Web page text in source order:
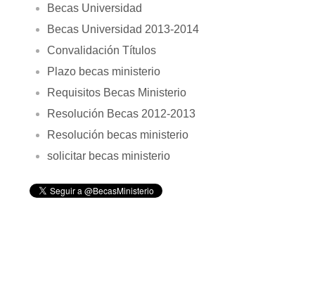
Becas Universidad
Becas Universidad 2013-2014
Convalidación Títulos
Plazo becas ministerio
Requisitos Becas Ministerio
Resolución Becas 2012-2013
Resolución becas ministerio
solicitar becas ministerio